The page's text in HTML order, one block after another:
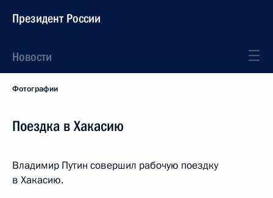
Президент России
Новости
Фотографии
Поездка в Хакасию
Владимир Путин совершил рабочую поездку
в Хакасию.